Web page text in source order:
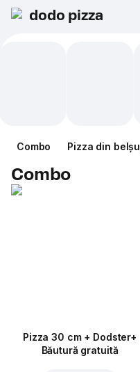
dodo pizza
Combo Pizza din
Combo
Pizza 30 cm + Dodster+
Băutură gratuită